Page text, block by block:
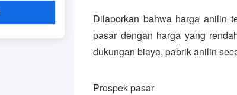
Dilaporkan bahwa harga anilin
pasar dengan harga yang
dukungan biaya, pabrik anilin
Prospek pasar